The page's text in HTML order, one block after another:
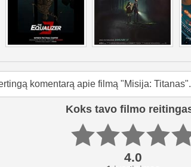
komentarą apie filmą "Misija: Titanas".